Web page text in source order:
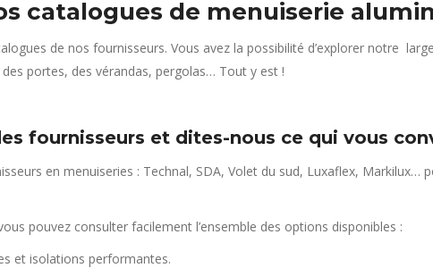
catalogues de menuiserie
de nos fournisseurs. Vous avez la possibilité d’explorer notre
portes, des vérandas, pergolas… Tout y est !
fournisseurs et dites-nous ce qui vous
en menuiseries : Technal, SDA, Volet du sud, Luxaflex,
pouvez consulter facilement l’ensemble des options disponibles :
et isolations performantes.